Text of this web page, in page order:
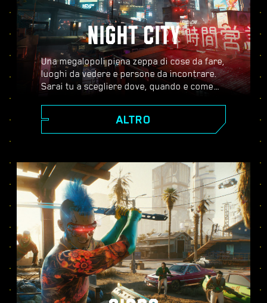
NIGHT CITY
Una megalopoli piena zeppa di cose da fare,
luoghi da vedere e persone da incontrare.
Sarai tu a scegliere dove, quando e come
City è costellata di segreti da scoprire.
ALTRO